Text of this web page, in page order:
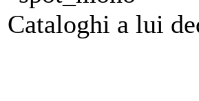
Cataloghi a lui